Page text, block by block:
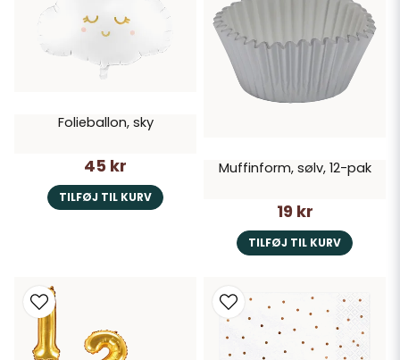
Folieballon, sky
45 kr
TILFØJ TIL KURV
Muffinform, sølv, 12-pak
19 kr
TILFØJ TIL KURV